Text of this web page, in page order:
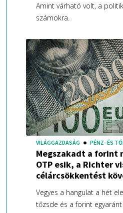
Amint várható volt, a
számokra.
VILÁGGAZDASÁG PÉNZ- ÉS
Megszakadt a forint
OTP esik, a Richter
célárcsökkentést
Vegyes a hangulat a hét
tőzsde és a forint